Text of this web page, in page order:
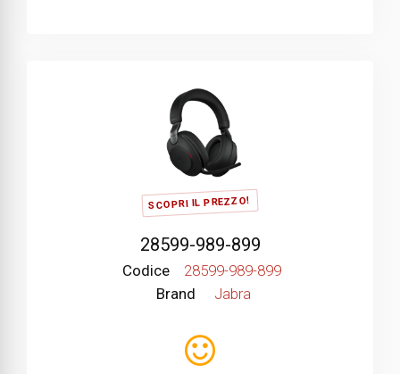
SCOPRI IL PREZZO!
28599-989-899
Codice
28599-989-899
Brand
Jabra